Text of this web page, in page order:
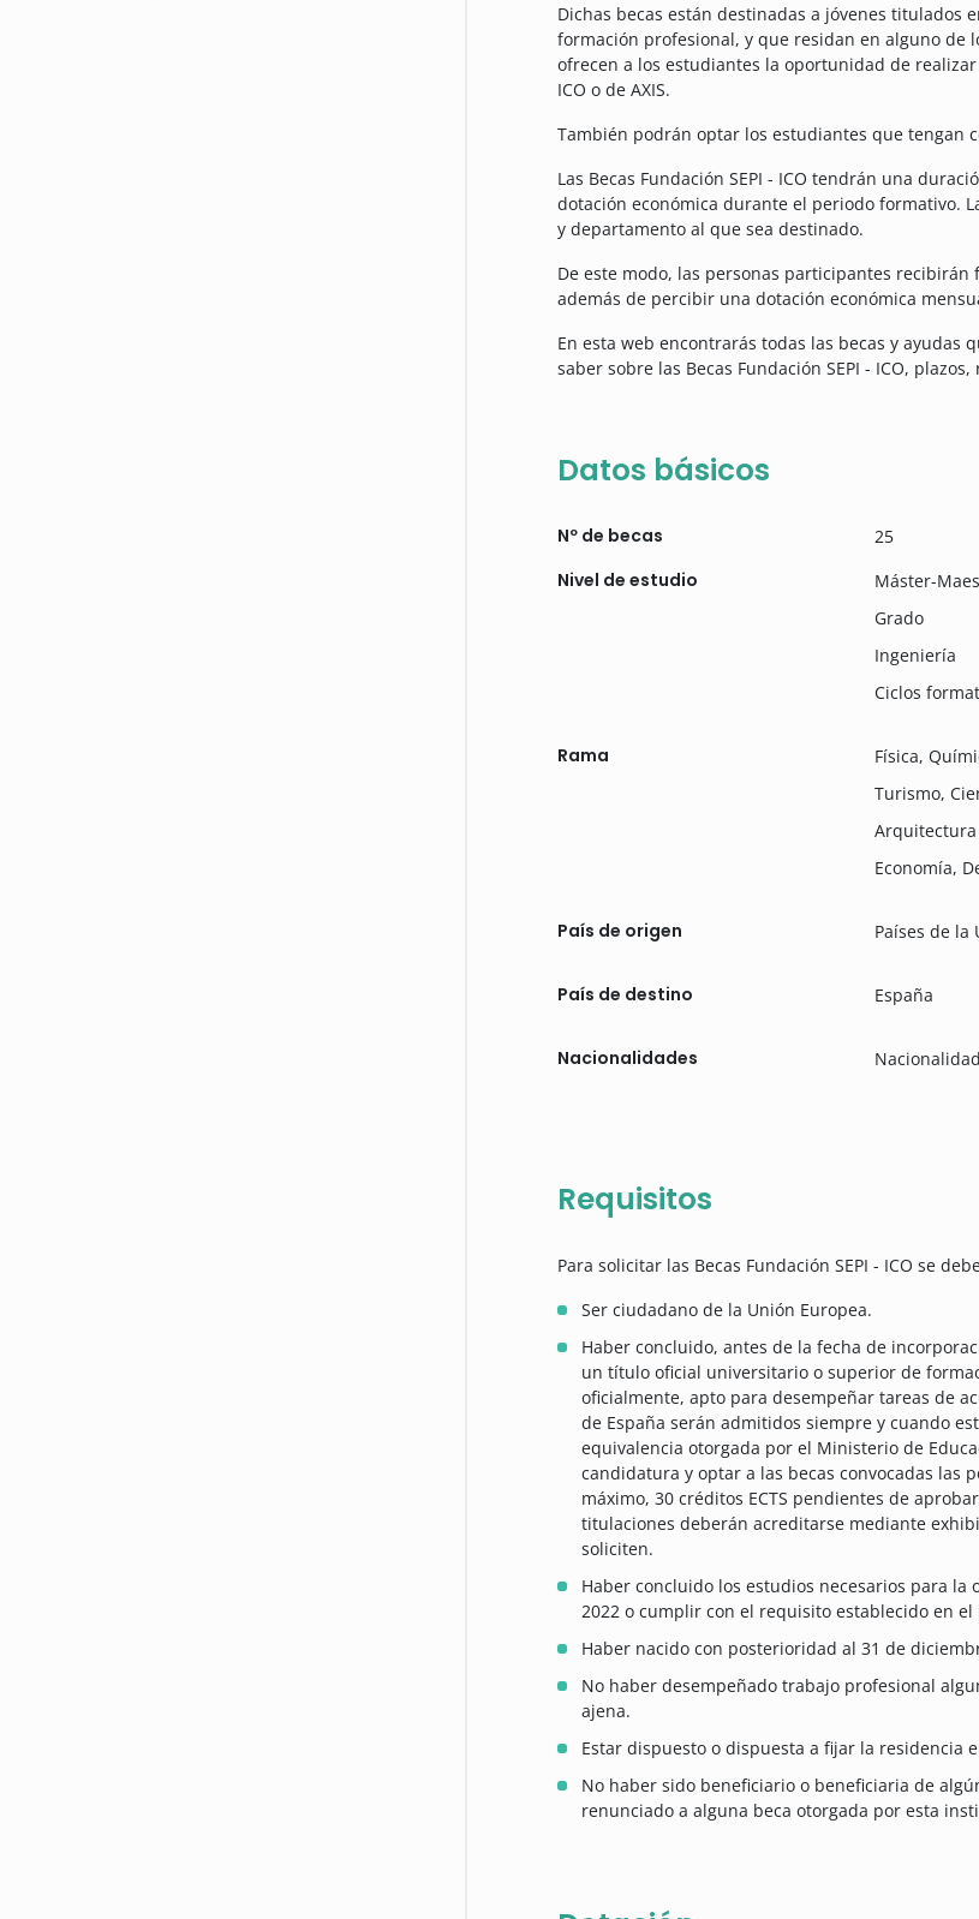
Dichas becas están destinadas a jóvenes
formación profesional, y que residan en alguno de
ofrecen a los estudiantes la oportunidad de
ICO o de AXIS.
También podrán optar los estudiantes que tengan
Las Becas Fundación SEPI - ICO tendrán una
dotación económica durante el periodo formativo.
y departamento al que sea destinado.
De este modo, las personas participantes
además de percibir una dotación económica
En esta web encontrarás todas las becas y ayudas
saber sobre las Becas Fundación SEPI - ICO,
Datos básicos
Nº de becas 25
Nivel de estudio
Máster-
Grado
Ingeniería
Ciclos
Rama
Física,
Turismo,
Economía,
País de origen Países de la
País de destino España
Nacionalidades
Requisitos
Para solicitar las Becas Fundación SEPI - ICO se
Ser ciudadano de la Unión Europea.
Haber concluido, antes de la fecha de
un título oficial universitario o superior de
oficialmente, apto para desempeñar tareas de
de España serán admitidos siempre y cuando
equivalencia otorgada por el Ministerio de
candidatura y optar a las becas convocadas las
máximo, 30 créditos ECTS pendientes de
titulaciones deberán acreditarse mediante
soliciten.
Haber concluido los estudios necesarios para
2022 o cumplir con el requisito establecido en
Haber nacido con posterioridad al 31 de
No haber desempeñado trabajo profesional
ajena.
Estar dispuesto o dispuesta a fijar la residencia
No haber sido beneficiario o beneficiaria de
renunciado a alguna beca otorgada por esta